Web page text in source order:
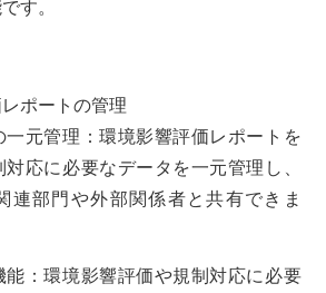
す。
ポートの管理
一元管理：環境影響評価レポートを
応に必要なデータを一元管理し、
連部門や外部関係者と共有できま
能：環境影響評価や規制対応に必要